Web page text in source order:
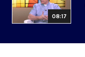
08:17